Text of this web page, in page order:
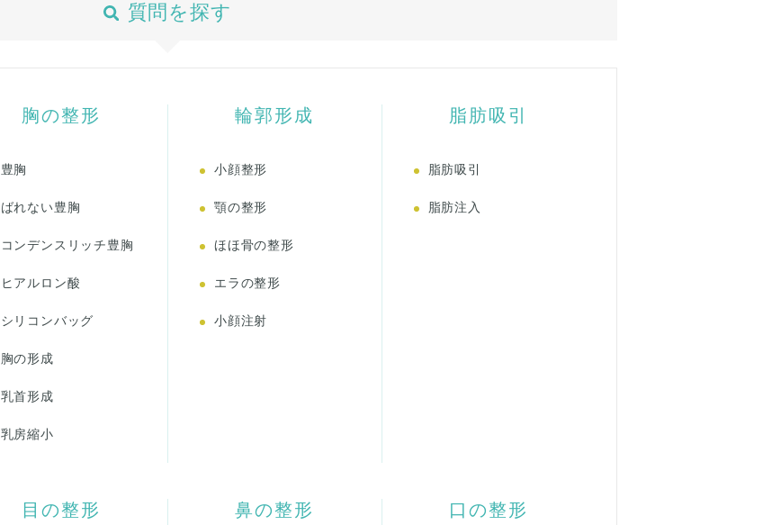
質問を探す
胸の整形
豊胸
ばれない豊胸
コンデンスリッチ豊胸
ヒアルロン酸
シリコンバッグ
胸の形成
乳首形成
乳房縮小
輪郭形成
小顔整形
顎の整形
ほほ骨の整形
エラの整形
小顔注射
脂肪吸引
脂肪吸引
脂肪注入
目の整形 鼻の整形 口の整形